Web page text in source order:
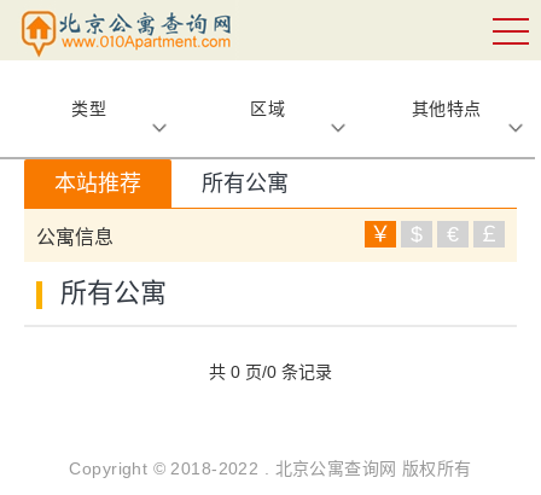
类型 区域 其他特点
本站推荐 所有公寓
公寓信息 ￥ $ € ￡
所有公寓
共 0 页/0 条记录
Copyright © 2018-2022 . 北京公寓查询网 版权所有